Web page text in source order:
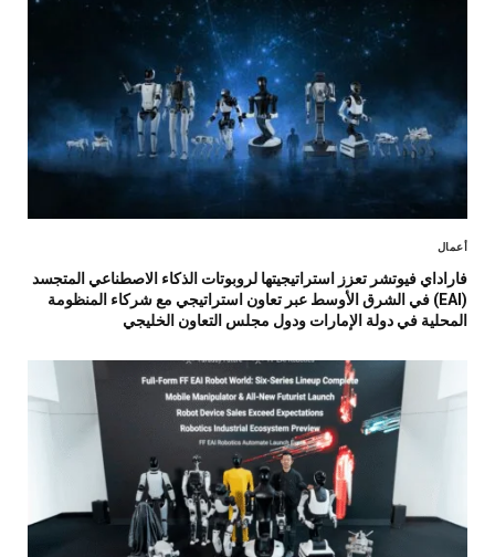
أعمال
فاراداي فيوتشر تعزز استراتيجيتها لروبوتات الذكاء الاصطناعي المتجسد
(EAI) في الشرق الأوسط عبر تعاون استراتيجي مع شركاء المنظومة
المحلية في دولة الإمارات ودول مجلس التعاون الخليجي